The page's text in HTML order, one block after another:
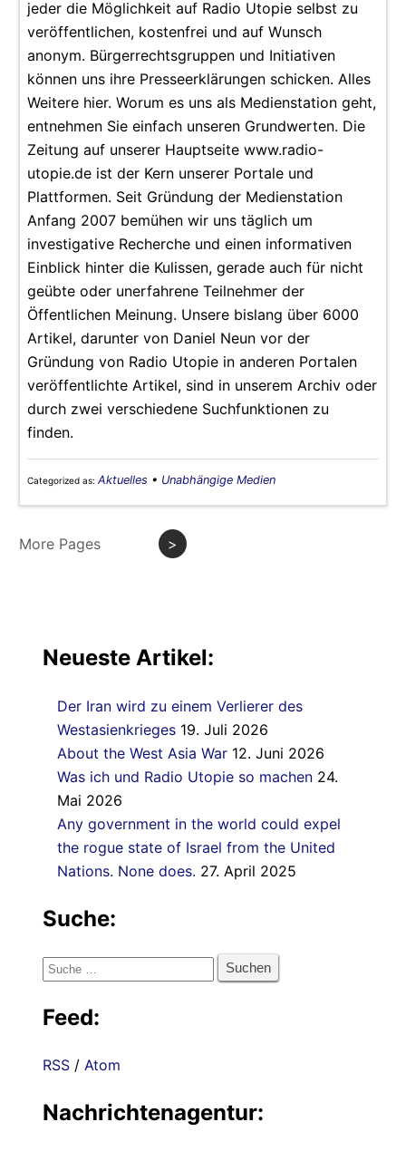
jeder die Möglichkeit auf Radio Utopie selbst zu
veröffentlichen, kostenfrei und auf Wunsch
anonym. Bürgerrechtsgruppen und Initiativen
können uns ihre Presseerklärungen schicken. Alles
Weitere hier. Worum es uns als Medienstation geht,
entnehmen Sie einfach unseren Grundwerten. Die
Zeitung auf unserer Hauptseite www.radio-
utopie.de ist der Kern unserer Portale und
Plattformen. Seit Gründung der Medienstation
Anfang 2007 bemühen wir uns täglich um
investigative Recherche und einen informativen
Einblick hinter die Kulissen, gerade auch für nicht
geübte oder unerfahrene Teilnehmer der
Öffentlichen Meinung. Unsere bislang über 6000
Artikel, darunter von Daniel Neun vor der
Gründung von Radio Utopie in anderen Portalen
veröffentlichte Artikel, sind in unserem Archiv oder
durch zwei verschiedene Suchfunktionen zu
finden.
Categorized as: Aktuelles • Unabhängige Medien
More Pages >
Neueste Artikel:
Der Iran wird zu einem Verlierer des
Westasienkrieges 19. Juli 2026
About the West Asia War 12. Juni 2026
Was ich und Radio Utopie so machen 24.
Mai 2026
Any government in the world could expel
the rogue state of Israel from the United
Nations. None does. 27. April 2025
Suche:
Suche
Feed:
RSS / Atom
Nachrichtenagentur: